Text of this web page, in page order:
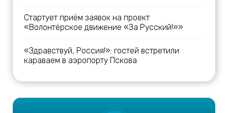
Стартует приём заявок на проект
«Волонтёрское движение «За Русский!»»
«Здравствуй, Россия!»: гостей встретили
караваем в аэропорту Пскова